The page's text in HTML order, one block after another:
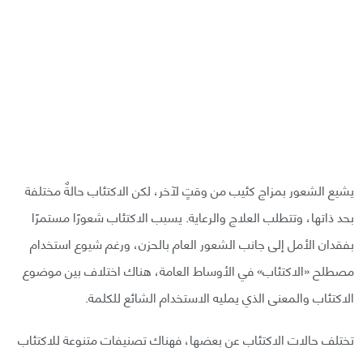
يشيع الشعور بمزاج كئيب من وقتٍ لآخر، لكن الاكتئاب حالةٌ مختلفة
بحد ذاتها، وتتطلب العلاج والرعاية. يسبب الاكتئاب شعورًا مستمرًا
بفقدان الأمل إلى جانب الشعور العام بالحزن، ورغم شيوع استخدام
مصطلح «الاكتئاب» في الأوساط العامة، هناك اختلاف بين موضوع
الاكتئاب والمعنى الذي يمليه الاستخدام الشائع للكلمة.
تختلف حالات الاكتئاب عن بعضها، فهناك تصنيفات متنوعة للاكتئاب